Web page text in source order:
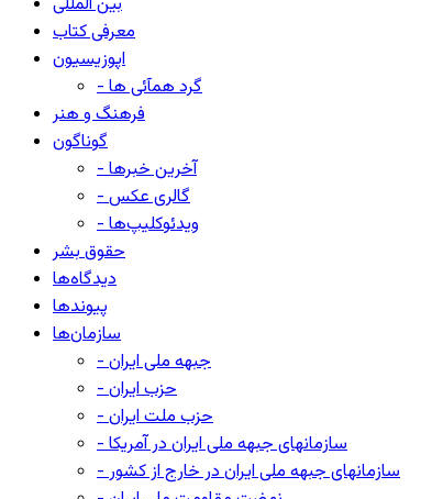
معرفی کتاب
اپوزیسیون
- گرد همآئی ها
فرهنگ و هنر
گوناگون
- آخرین خبرها
- گالری عکس
- ویدئوکلیپ‌ها
حقوق بشر
دیدگاه‌ها
پیوندها
سازمان‌ها
- جبهه ملی ایران
- حزب ایران
- حزب ملت ایران
- سازمانهای جبهه ملی ایران در آمریکا
- سازمانهای جبهه ملی ایران در خارج از کشور